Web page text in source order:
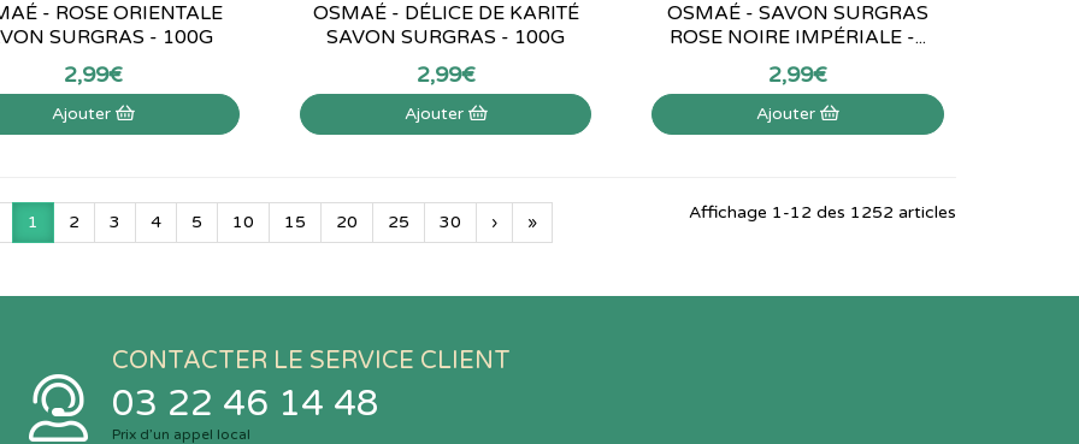
- ROSE ORIENTALE
SURGRAS - 100G
2,99€
Ajouter
OSMAÉ - DÉLICE DE KARITÉ
SAVON SURGRAS - 100G
2,99€
Ajouter
OSMAÉ - SAVON SURGRAS
ROSE NOIRE IMPÉRIALE -...
2,99€
Ajouter
1 2 3 4 5 10 15 20 25 30 › » Affichage 1-12 des 1252 articles
CONTACTER LE SERVICE CLIENT
03 22 46 14 48
Prix d’un appel local